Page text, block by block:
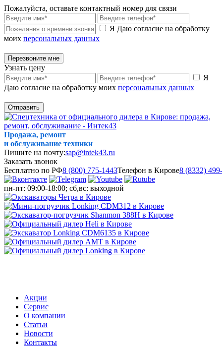
Пожалуйста, оставьте контактный номер для связи
Я Даю согласие на обработку
моих персональных данных
Перезвоните мне
Узнать цену
Я
Даю согласие на обработку моих персональных данных
Отправить
Продажа, ремонт
и обслуживание техники
Пишите на почту:sap@intek43.ru
Заказать звонок
Бесплатно по РФ8 (800) 775-1443Телефон в Кирове8 (8332)
пн-пт: 09:00-18:00; сб,вс: выходной
Акции
Сервис
О компании
Статьи
Новости
Контакты